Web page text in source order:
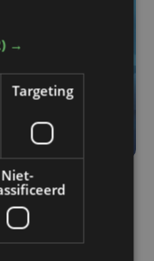
is na
→
Targeting
Niet-